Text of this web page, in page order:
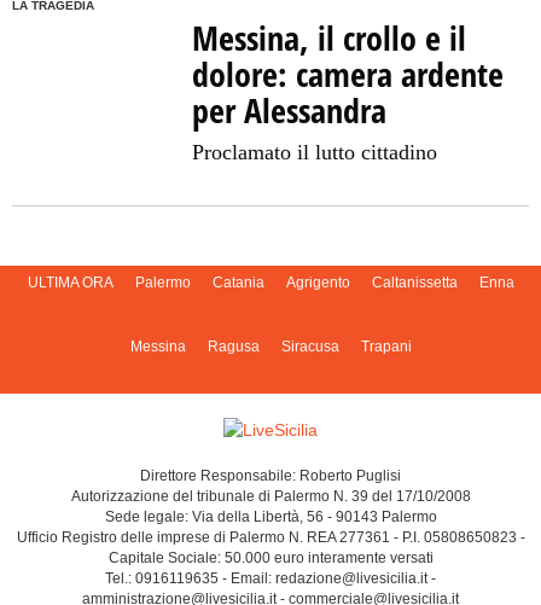
LA TRAGEDIA
Messina, il crollo e il
dolore: camera ardente
per Alessandra
Proclamato il lutto cittadino
ULTIMA ORA Palermo Catania Agrigento Caltanissetta Enna
Messina Ragusa Siracusa Trapani
Direttore Responsabile: Roberto Puglisi
Autorizzazione del tribunale di Palermo N. 39 del 17/10/2008
Sede legale: Via della Libertà, 56 - 90143 Palermo
Ufficio Registro delle imprese di Palermo N. REA 277361 - P.I. 05808650823 -
Capitale Sociale: 50.000 euro interamente versati
Tel.: 0916119635 - Email: redazione@livesicilia.it -
amministrazione@livesicilia.it - commerciale@livesicilia.it